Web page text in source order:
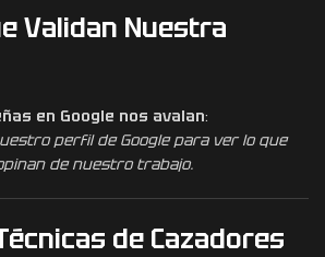
Validan Nuestra
en Google nos avalan:
perfil de Google para ver lo que
de nuestro trabajo.
de Cazadores